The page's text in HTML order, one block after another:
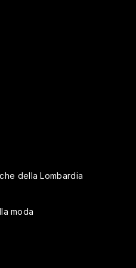
della Lombardia
moda